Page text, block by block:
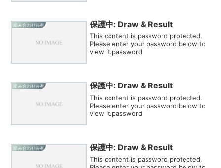
組み合わせ共有 保護中: Draw & Result
This content is password protected.
Please enter your password below to
view it.password
組み合わせ共有 保護中: Draw & Result
This content is password protected.
Please enter your password below to
view it.password
組み合わせ共有 保護中: Draw & Result
This content is password protected.